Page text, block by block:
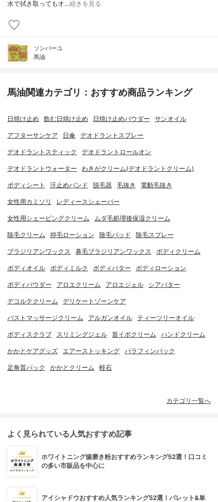
水で拭き取ってもオ…続きを見る
ソンバーユ
馬油
馬油関連カテゴリ：おすすめ商品ランキング
日焼け止め 飲む日焼け止め 日焼け止めパウダー サンオイル
アフターサンケア 日傘 デオドラントスプレー
デオドラントスティック デオドラントロールオン
デオドラントウォーター わきがクリーム(デオドラントクリーム)
ボディシート 汗止めバンド 脱毛器 毛抜き 電動毛抜き
女性用カミソリ レディースシェーバー
女性用シェービングクリーム ムダ毛処理後保湿クリーム
除毛クリーム 抑毛ローション 除毛パッド 除毛スプレー
ブラジリアンワックス 鼻毛ブラジリアンワックス ボディクリーム
ボディオイル ボディミルク ボディバター ボディローション
ボディパウダー アロエクリーム アロエジェル シアバター
デコルテクリーム デリケートゾーンケア
バストマッサージクリーム アルガンオイル ティーツリーオイル
ボディスクラブ スリミングジェル 首イボクリーム ハンドクリーム
かかとケアグッズ エアーストッキング パラフィンパック
足角質パック かかとクリーム 軽石
カテゴリ一覧へ
よく見られている人気おすすめ記事
ホワイトニング歯磨き粉おすすめランキング52選！口コミ
の多い市販品を中心に
アイシャドウおすすめ人気ランキング52選！パレット&単